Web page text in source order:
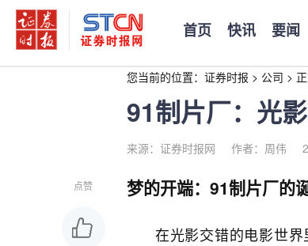
首页 快讯 要闻
您当前的位置： 证券时报 > 公司 >
91制片厂：光
来源：证券时报网 作者：周伟
点赞 梦的开端：91制片厂的
在光影交错的电影世